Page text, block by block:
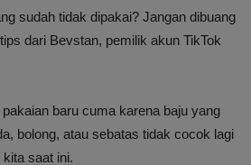
sudah tidak dipakai? Jangan dibuang
dari Bevstan, pemilik akun TikTok
baru cuma karena baju yang
bolong, atau sebatas tidak cocok lagi
saat ini.